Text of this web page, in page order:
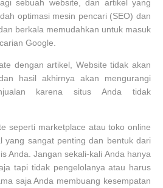
sebuah website, dan artikel yang
optimasi mesin pencari (SEO) dan
berkala memudahkan untuk masuk
Google.
dengan artikel, Website tidak akan
hasil akhirnya akan mengurangi
karena situs Anda tidak
seperti marketplace atau toko online
yang sangat penting dan bentuk dari
Anda. Jangan sekali-kali Anda hanya
tapi tidak pengelolanya atau harus
saja Anda membuang kesempatan